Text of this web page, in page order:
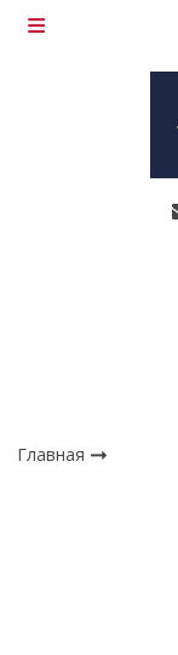
Главная